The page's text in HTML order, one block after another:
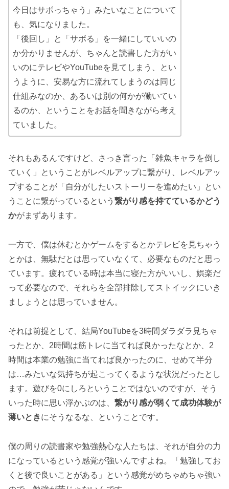
今日はサボっちゃう」みたいなことについて
も、気になりました。
「後回し」と「サボる」を一緒にしていいの
か分かりませんが、ちゃんと読書した方がい
いのにテレビやYouTubeを見てしまう、とい
うように、安易な方に流れてしまうのは同じ
仕組みなのか、あるいは別の何かが働いてい
るのか、ということをお話を聞きながら考え
ていました。
それもあるんですけど、さっき言った「雑魚キャラを倒し
ていく」ということがレベルアップに繋がり、レベルアッ
プすることが「自分がしたいストーリーを進めたい」とい
うことに繋がっているという 繋がり感を持てているかどう
かがまずあります。
一方で、僕は休むとかゲームをするとかテレビを見ちゃう
とかは、無駄だとは思っていなくて、必要なものだと思っ
ています。疲れている時は本当に寝た方がいいし、娯楽だ
って必要なので、それらを全部排除してストイックにいき
ましょうとは思っていません。
それは前提として、結局YouTubeを3時間ダラダラ見ちゃ
ったとか、2時間は筋トレに当てれば良かったなとか、2
時間は本業の勉強に当てれば良かったのに、せめて半分
は…みたいな気持ちが起こってくるような状況だったとし
ます。遊びを0にしろということではないのですが、そう
いった時に思い浮かぶのは、 繋がり感が弱くて成功体験が
薄いときにそうなるな、ということです。
僕の周りの読書家や勉強熱心な人たちは、それが自分の力
になっているという感覚が強いんですよね。「勉強してお
くと後で良いことがある」という感覚がめちゃめちゃ強い